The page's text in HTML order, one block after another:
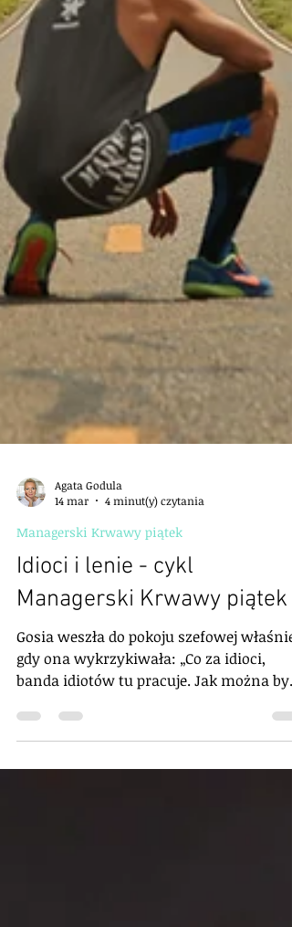
14 mar
4 minut(y) czytania
Managerski Krwawy piątek
Idioci i lenie - cykl
Gosia weszła do pokoju szefowej właśnie